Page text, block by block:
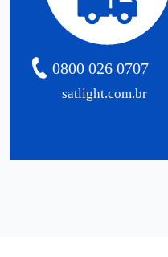
satlight.com.br
0800 026 0707